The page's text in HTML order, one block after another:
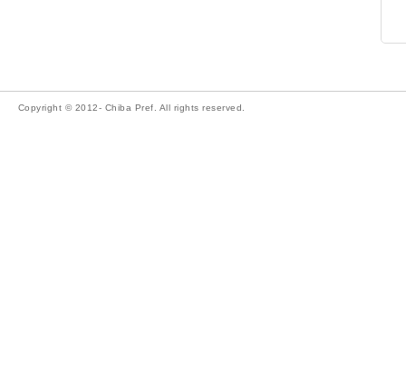
Copyright © 2012- Chiba Pref. All rights reserved.